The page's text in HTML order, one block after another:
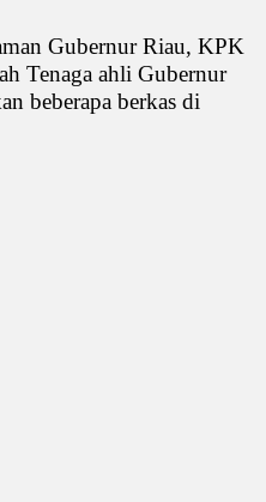
Gubernur Riau, KPK
Tenaga ahli Gubernur
beberapa berkas di